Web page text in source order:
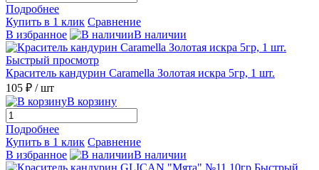
Подробнее
Купить в 1 клик Сравнение
В избранное
В наличии
Быстрый просмотр
Краситель кандурин Caramella Золотая искра 5гр, 1 шт.
105 ₽ / шт
В корзину
Подробнее
Купить в 1 клик Сравнение
В избранное
В наличии
Быстрый